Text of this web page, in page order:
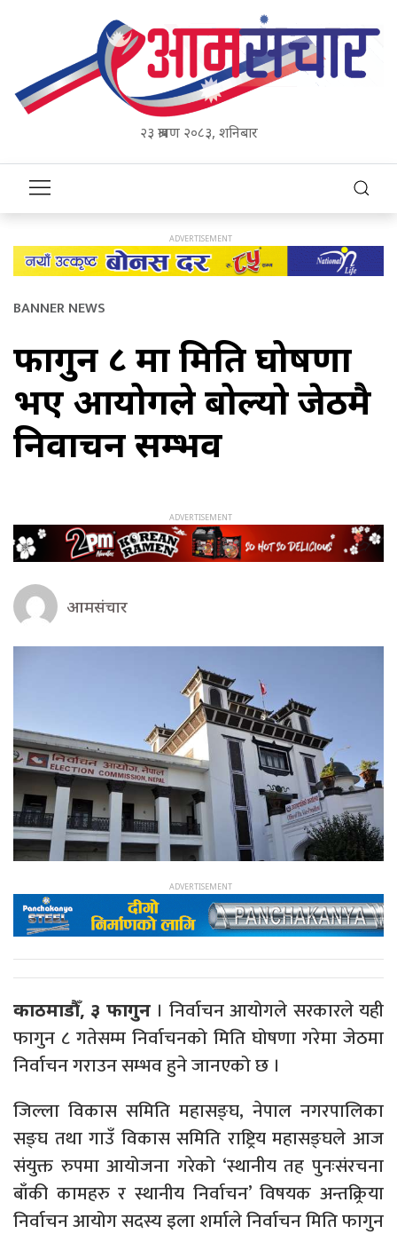
२३ श्रावण २०८३, शनिबार
BANNER NEWS
फागुन ८ मा मिति घोषणा
भए आयोगले बोल्यो जेठमै
निर्वाचन सम्भव
आमसंचार
काठमाडौँ, ३ फागुन। निर्वाचन आयोगले सरकारले यही
फागुन ८ गतेसम्म निर्वाचनको मिति घोषणा गरेमा जेठमा
निर्वाचन गराउन सम्भव हुने जानएको छ ।
जिल्ला विकास समिति महासङ्घ, नेपाल नगरपालिका
सङ्घ तथा गाउँ विकास समिति राष्ट्रिय महासङ्घले आज
संयुक्त रुपमा आयोजना गरेको ‘स्थानीय तह पुनःसंरचना
बाँकी कामहरु र स्थानीय निर्वाचन’ विषयक अन्तक्र्रिया
निर्वाचन आयोग सदस्य इला शर्माले निर्वाचन मिति फागुन